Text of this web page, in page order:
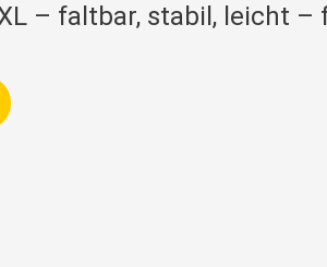
– faltbar, stabil, leicht –